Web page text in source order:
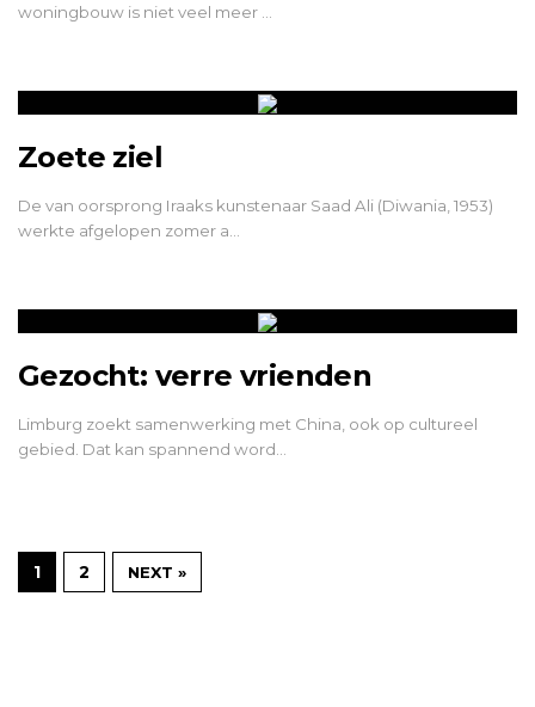
woningbouw is niet veel meer …
Zoete ziel
De van oorsprong Iraaks kunstenaar Saad Ali (Diwania, 1953)
werkte afgelopen zomer a…
Gezocht: verre vrienden
Limburg zoekt samenwerking met China, ook op cultureel
gebied. Dat kan spannend word…
1 2 NEXT »